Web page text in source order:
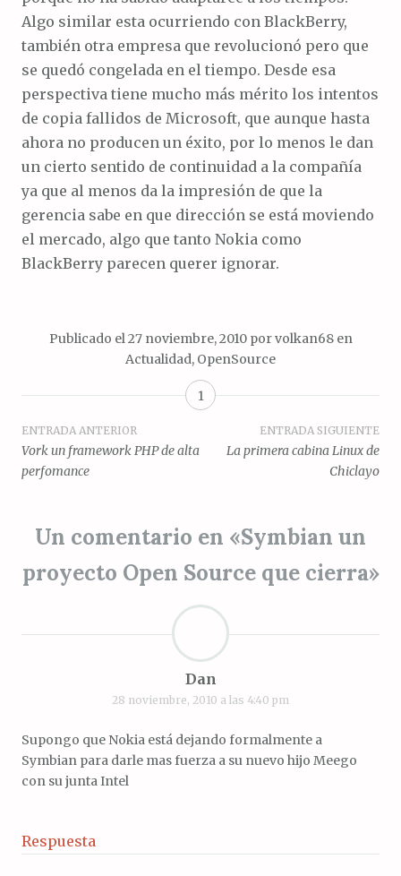
Algo similar esta ocurriendo con BlackBerry,
también otra empresa que revolucionó pero que
se quedó congelada en el tiempo. Desde esa
perspectiva tiene mucho más mérito los intentos
de copia fallidos de Microsoft, que aunque hasta
ahora no producen un éxito, por lo menos le dan
un cierto sentido de continuidad a la compañía
ya que al menos da la impresión de que la
gerencia sabe en que dirección se está moviendo
el mercado, algo que tanto Nokia como
BlackBerry parecen querer ignorar.
Publicado el 27 noviembre, 2010porvolkan68en
Actualidad, OpenSource
1
Navegación
de
ENTRADA ANTERIOR
Vork un framework PHP de alta
perfomance
ENTRADA SIGUIENTE
La primera cabina Linux de
Chiclayo
Un comentario en «Symbian un
proyecto Open Source que cierra»
Dan
28 noviembre, 2010 a las 4:40 pm
Supongo que Nokia está dejando formalmente a
Symbian para darle mas fuerza a su nuevo hijo Meego
con su junta Intel
Respuesta